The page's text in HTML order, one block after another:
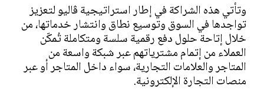
وتأتي هذه الشراكة في إطار استراتيجية ڤاليو لتعزيز
تواجدها في السوق وتوسيع نطاق وانتشار خدماتها، من
خلال إتاحة حلول دفع رقمية سلسة ومتكاملة تُمكّن
العملاء من إتمام مشترياتهم عبر شبكة واسعة من
المتاجر والعلامات التجارية، سواء داخل المتاجر أو عبر
منصات التجارة الإلكترونية.